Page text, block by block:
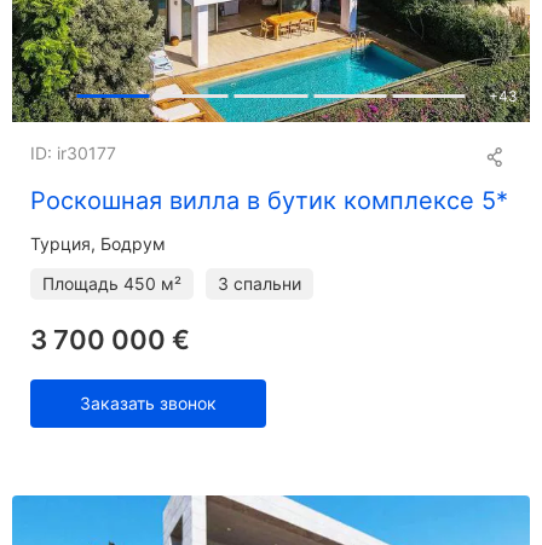
+43
Роскошная вилла в бутик комплексе 5*
ID: ir30177
Турция, Бодрум
Площадь 450 м² 3 спальни
3 700 000 €
Заказать звонок